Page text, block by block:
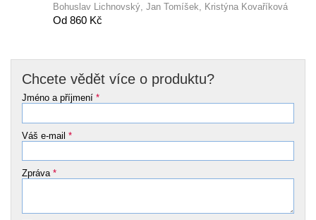
Bohuslav Lichnovský, Jan Tomíšek, Kristýna Kovaříková
Od 860 Kč
Chcete vědět více o produktu?
Jméno a příjmení *
Váš e-mail *
Zpráva *